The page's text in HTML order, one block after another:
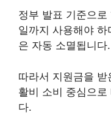
정부 발표 기준으
일까지 사용해야
은 자동 소멸됩니다.
따라서 지원금을
활비 소비 중심으
다.